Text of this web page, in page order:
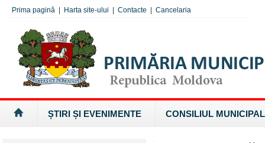
Prima pagină Harta site-ului Contacte Cancelaria
ȘTIRI ȘI EVENIMENTE CONSILIUL MUNICIPAL